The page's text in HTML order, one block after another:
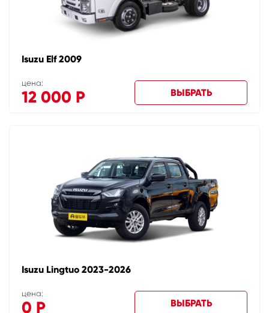
Isuzu Elf 2009
цена:
12 000 Р ВЫБРАТЬ
Isuzu Lingtuo 2023-2026
цена:
0 Р ВЫБРАТЬ